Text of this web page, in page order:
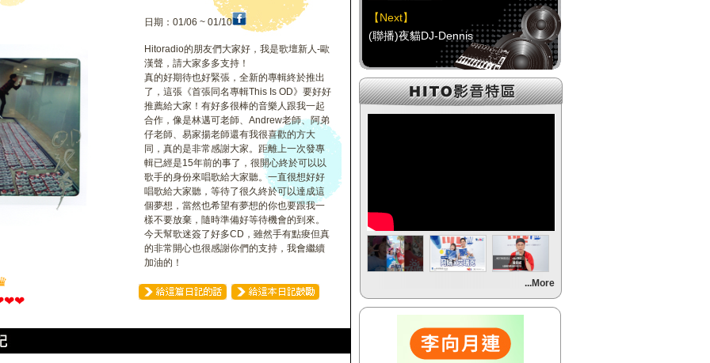
日期：01/06 ~ 01/10
Hitoradio的朋友們大家好，我是歌壇新人-歐
漢聲，請大家多多支持！
真的好期待也好緊張，全新的專輯終於推出
了，這張《首張同名專輯This Is OD》要好好
推薦給大家！有好多很棒的音樂人跟我一起
合作，像是林邁可老師、Andrew老師、阿弟
仔老師、易家揚老師還有我很喜歡的方大
同，真的是非常感謝大家。距離上一次發專
輯已經是15年前的事了，很開心終於可以以
歌手的身份來唱歌給大家聽。一直很想好好
唱歌給大家聽，等待了很久終於可以達成這
個夢想，當然也希望有夢想的你也要跟我一
樣不要放棄，隨時準備好等待機會的到來。
今天幫歌迷簽了好多CD，雖然手有點痠但真
的非常開心也很感謝你們的支持，我會繼續
加油的！
❤❤
【Next】
(聯播)夜貓DJ-Dennis
【HitFm正在進行】
(聯播)
(聯播)
OH YA DJ-木木
【Next】
【HitFm正在進行】
(聯播)
...More